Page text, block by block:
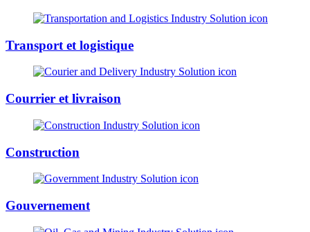
Transport et logistique
Courrier et livraison
Construction
Gouvernement